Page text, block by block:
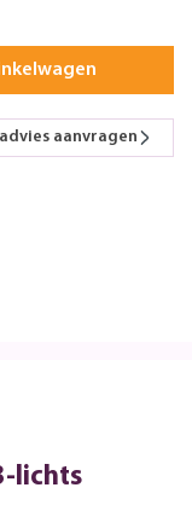
aanvragen
lichts